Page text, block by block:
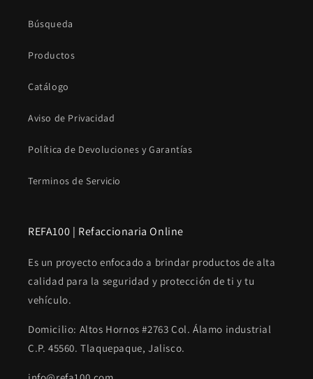
Búsqueda
Productos
Catálogo
Aviso de Privacidad
Política de Devoluciones y Garantías
Terminos de Servicio
REFA100 | Refaccionaria Online
Es un proyecto enfocado a brindar productos de alta
calidad para la seguridad y protección de ti y tu
vehículo.
Domicilio: Altos Hornos #2763 Col. Álamo industrial
C.P. 45560. Tlaquepaque, Jalisco.